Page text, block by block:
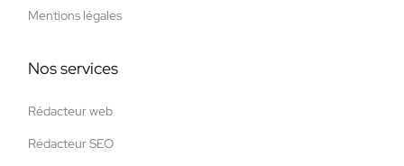
Mentions légales
Nos services
Rédacteur web
Rédacteur SEO